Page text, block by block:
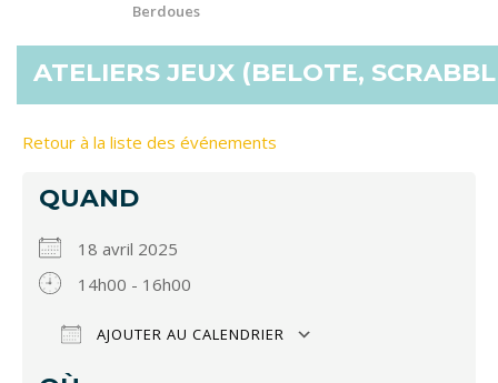
Berdoues
ATELIERS JEUX (BELOTE,
Retour à la liste des événements
QUAND
18 avril 2025
14h00 - 16h00
AJOUTER AU CALENDRIER